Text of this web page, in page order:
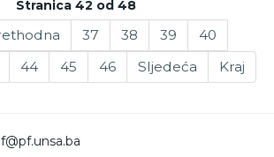
Stranica 42 od 48
37 38 39
40
44 45 46 Sljedeća Kraj